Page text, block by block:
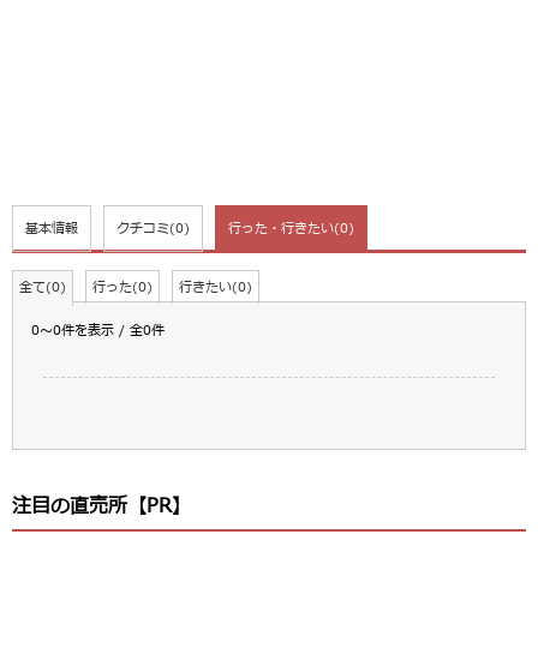
基本情報 クチコミ(0) 行った・行きたい(0)
全て(0) 行った(0) 行きたい(0)
0～0件を表示 / 全0件
注目の直売所【PR】